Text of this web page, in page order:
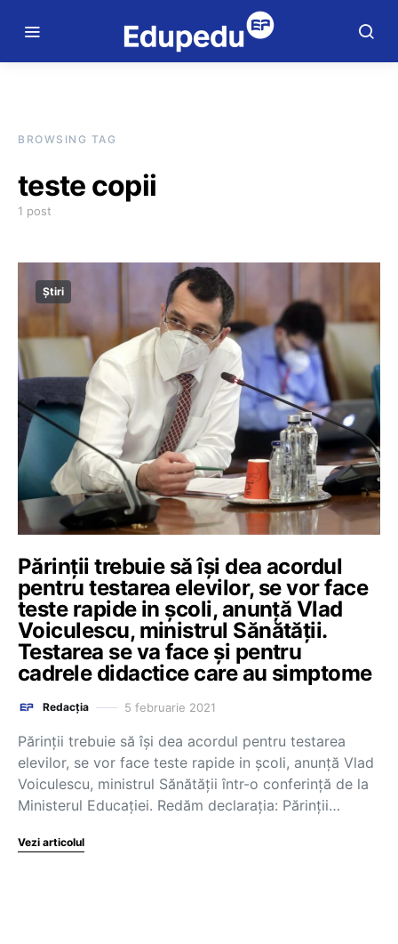
BROWSING TAG
teste copii
1 post
Știri
Părinții trebuie să își dea acordul
pentru testarea elevilor, se vor face
teste rapide in școli, anunță Vlad
Voiculescu, ministrul Sănătății.
Testarea se va face și pentru
cadrele didactice care au simptome
Redacția 5 februarie 2021
Părinții trebuie să își dea acordul pentru testarea
elevilor, se vor face teste rapide in școli, anunță Vlad
Voiculescu, ministrul Sănătății într-o conferință de la
Ministerul Educației. Redăm declarația: Părinții…
Vezi articolul